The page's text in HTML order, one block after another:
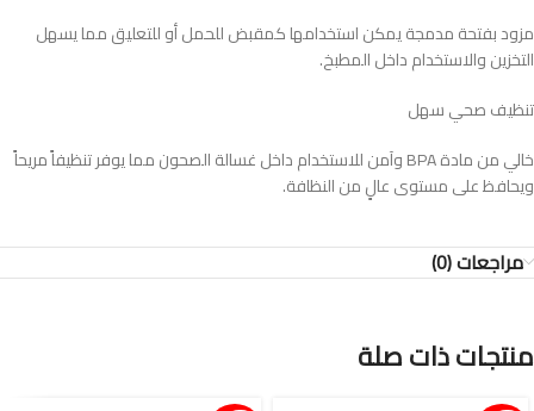
مزود بفتحة مدمجة يمكن استخدامها كمقبض للحمل أو للتعليق مما يسهل
التخزين والاستخدام داخل المطبخ.
تنظيف صحي سهل
خالي من مادة BPA وآمن للاستخدام داخل غسالة الصحون مما يوفر تنظيفاً مريحاً
ويحافظ على مستوى عالٍ من النظافة.
مراجعات (0)
منتجات ذات صلة